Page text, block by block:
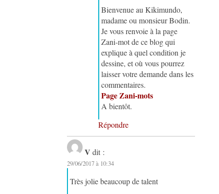
Bienvenue au Kikimundo,
madame ou monsieur Bodin.
Je vous renvoie à la page
Zani-mot de ce blog qui
explique à quel condition je
dessine, et où vous pourrez
laisser votre demande dans les
commentaires.
Page Zani-mots
A bientôt.
Répondre
V dit :
29/06/2017 à 10:34
Très jolie beaucoup de talent